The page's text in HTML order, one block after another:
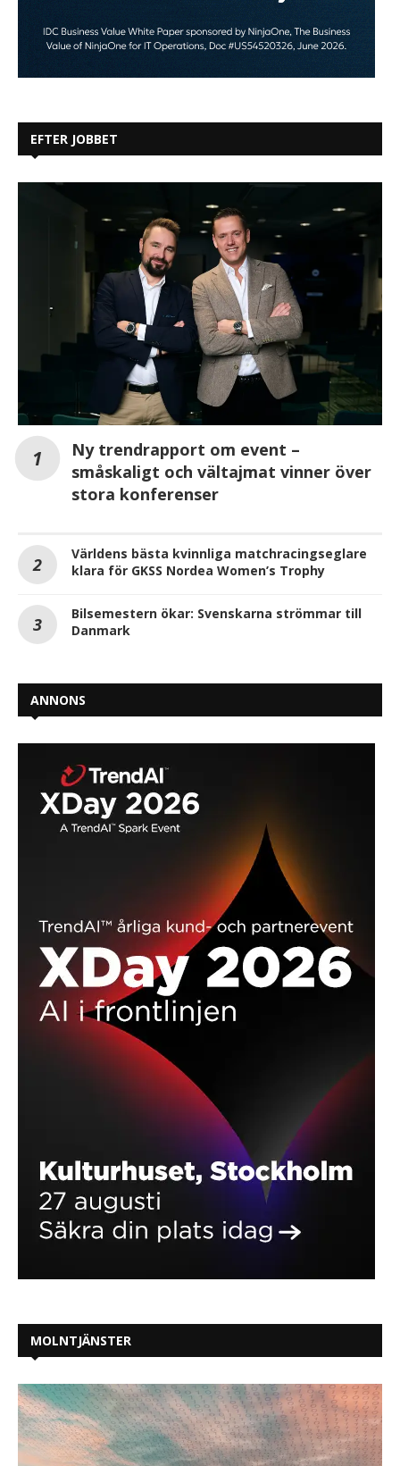
EFTER JOBBET
Ny trendrapport om event –
småskaligt och vältajmat vinner över
stora konferenser
Världens bästa kvinnliga matchracingseglare
klara för GKSS Nordea Women’s Trophy
Bilsemestern ökar: Svenskarna strömmar till
Danmark
ANNONS
MOLNTJÄNSTER